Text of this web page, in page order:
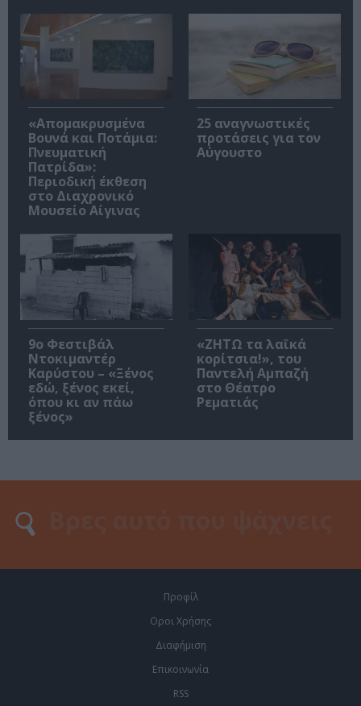
«Απομακρυσμένα
Βουνά και Ποτάμια:
Πνευματική
Πατρίδα»:
Περιοδική έκθεση
στο Διαχρονικό
Μουσείο Αίγινας
25 αναγνωστικές
προτάσεις για τον
Αύγουστο
9ο Φεστιβάλ
Ντοκιμαντέρ
Καρύστου – «Ξένος
εδώ, ξένος εκεί,
όπου κι αν πάω
ξένος»
«ΖΗΤΩ τα λαϊκά
κορίτσια!», του
Παντελή Αμπαζή
στο Θέατρο
Ρεματιάς
Προφίλ
Οροι Χρήσης
Διαφήμιση
Επικοινωνία
RSS